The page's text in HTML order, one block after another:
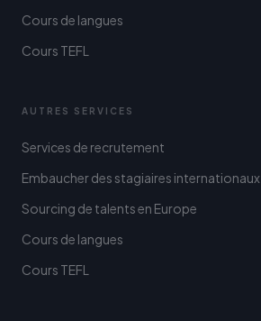
Cours de langues
Cours TEFL
AUTRES SERVICES
Services de recrutement
Embaucher des stagiaires internationaux
Sourcing de talents en Europe
Cours de langues
Cours TEFL